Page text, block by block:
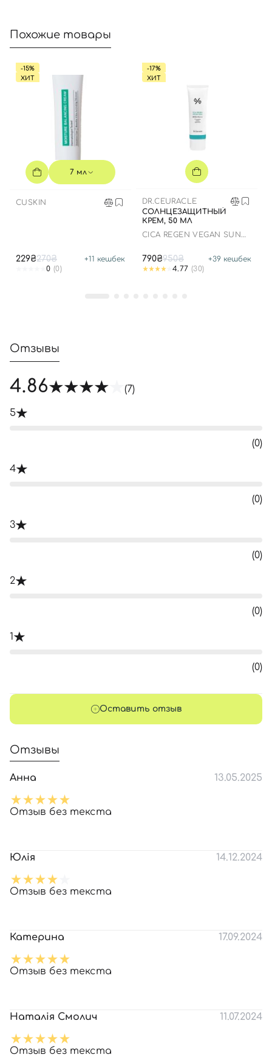
Похожие товары
-15%
ХИТ
7 мл
CUSKIN
229₴270₴ +11 кешбек
0 (0)
-17%
ХИТ
DR.CEURACLE
СОЛНЦЕЗАЩИТНЫЙ
КРЕМ, 50 МЛ
СICA REGEN VEGAN SUN
790₴950₴ +39 кешбек
4.77 (30)
Отзывы
4.86 (7)
5
(0)
4
(0)
3
(0)
2
(0)
1
(0)
Оставить отзыв
Отзывы
Анна 13.05.2025
Отзыв без текста
Юлія 14.12.2024
Отзыв без текста
Катерина 17.09.2024
Отзыв без текста
Наталія Смолич 11.07.2024
Отзыв без текста
Отправляя форму для авторизации/регистрации, вы
принимаете условия
Войти с помощью e-mail